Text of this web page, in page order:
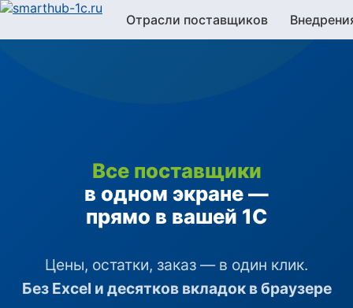
Отрасли поставщиков
Все поставщики
в одном экране —
прямо в вашей 1С
Цены, остатки, заказ — в один клик.
Без Excel и десятков вкладок в браузере